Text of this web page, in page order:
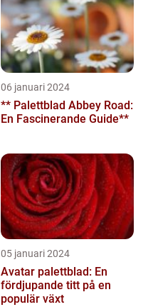
06 januari 2024
** Palettblad Abbey Road:
En Fascinerande Guide**
05 januari 2024
Avatar palettblad: En
fördjupande titt på en
populär växt